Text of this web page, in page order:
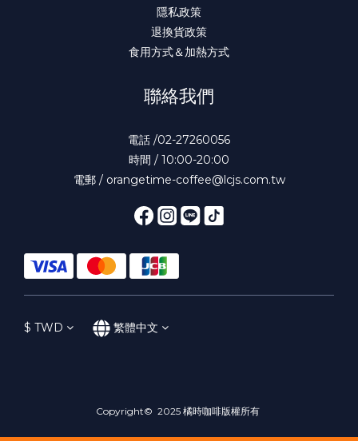
隱私政策
退換貨政策
食用方式＆加熱方式
聯絡我們
電話 /02-27260056
時間 / 10:00-20:00
電郵 / orangetime-coffee@lcjs.com.tw
$ TWD 繁體中文
Copyright© 2025 橘時咖啡版權所有